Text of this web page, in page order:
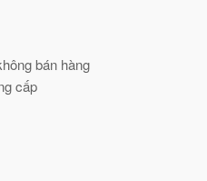
bán hàng
cấp